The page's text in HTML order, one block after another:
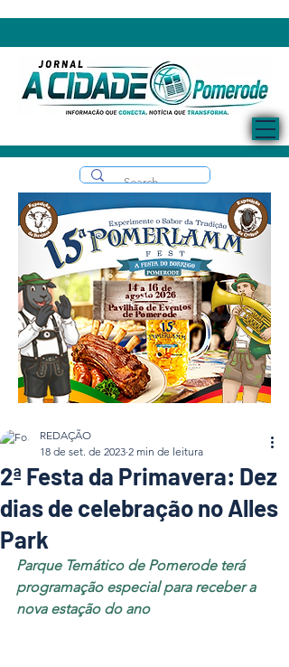
2ª Festa da Primavera: Dez
dias de celebração no Alles
Park
REDAÇÃO
18 de set. de 2023 2 min de leitura
Parque Temático de Pomerode terá
programação especial para receber a
nova estação do ano